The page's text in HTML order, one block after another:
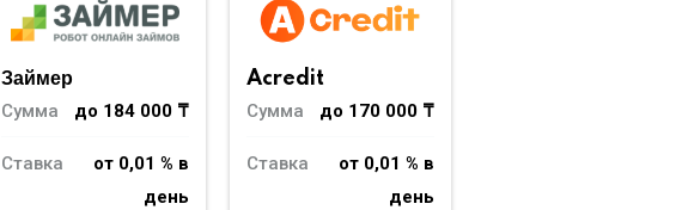
Займер
Сумма
до 184 000 ₸
Ставка
от 0,01 % в
день
Acredit
Сумма
до 170 000 ₸
Ставка
от 0,01 % в
день